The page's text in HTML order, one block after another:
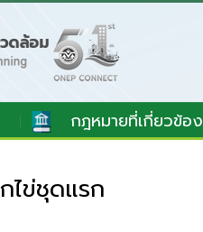
กฎหมายที่เกี่ยวข้อง
ไข่ชุดแรก